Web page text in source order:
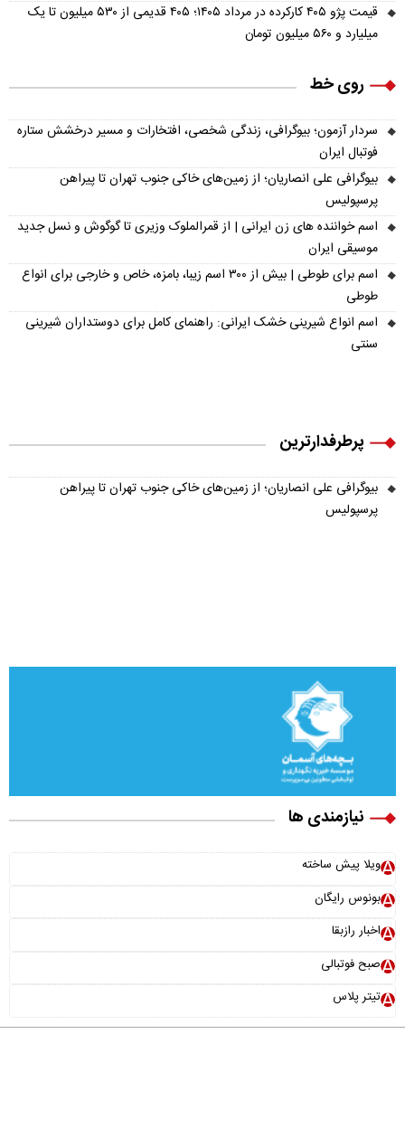
قیمت پژو ۴۰۵ کارکرده در مرداد ۱۴۰۵؛ ۴۰۵ قدیمی از ۵۳۰ میلیون تا یک
میلیارد و ۵۶۰ میلیون تومان
روی خط
سردار آزمون؛ بیوگرافی، زندگی شخصی، افتخارات و مسیر درخشش ستاره
فوتبال ایران
بیوگرافی علی انصاریان؛ از زمین‌های خاکی جنوب تهران تا پیراهن
پرسپولیس
اسم خواننده های زن ایرانی | از قمرالملوک وزیری تا گوگوش و نسل جدید
موسیقی ایران
اسم برای طوطی | بیش از ۳۰۰ اسم زیبا، بامزه، خاص و خارجی برای انواع
طوطی
اسم انواع شیرینی خشک ایرانی: راهنمای کامل برای دوستداران شیرینی
سنتی
پرطرفدارترین
بیوگرافی علی انصاریان؛ از زمین‌های خاکی جنوب تهران تا پیراهن
پرسپولیس
نیازمندی ها
ویلا پیش ساخته
بونوس رایگان
اخبار رازبقا
صبح فوتبالی
تیتر پلاس